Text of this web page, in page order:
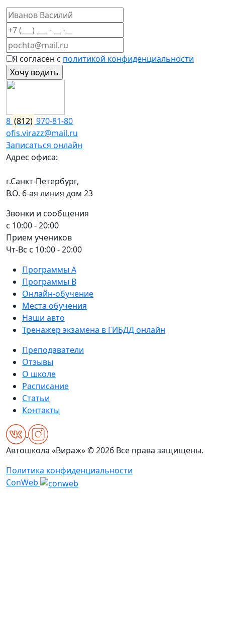
Я согласен с политикой конфиденциальности
8 (812) 970-81-80
ofis.virazz@mail.ru
Записаться онлайн
Адрес офиса:
г.Санкт-Петербург,
В.О. 6-ая линия дом 23
Звонки и сообщения
с 10:00 - 20:00
Прием учеников
Чт-Вс с 10:00 - 20:00
Программы А
Программы В
Онлайн-обучение
Места обучения
Наши авто
Тренажер экзамена в ГИБДД онлайн
Преподаватели
Отзывы
О школе
Расписание
Статьи
Контакты
Автошкола «Вираж» © 2026 Все права защищены.
Политика конфиденциальности
ConWeb